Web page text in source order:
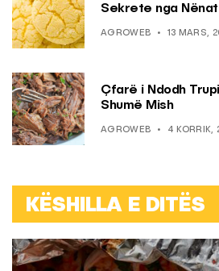
Sekrete nga Nënat
AGROWEB 13 MARS,
Çfarë i Ndodh
Shumë Mish
AGROWEB 4 KORRIK,
KËSHILLA E DITËS